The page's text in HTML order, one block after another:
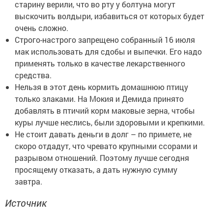
старину верили, что во рту у болтуна могут
выскочить волдыри, избавиться от которых будет
очень сложно.
Строго-настрого запрещено собранный 16 июля
мак использовать для сдобы и выпечки. Его надо
применять только в качестве лекарственного
средства.
Нельзя в этот день кормить домашнюю птицу
только злаками. На Мокия и Демида принято
добавлять в птичий корм маковые зерна, чтобы
куры лучше неслись, были здоровыми и крепкими.
Не стоит давать деньги в долг – по примете, не
скоро отдадут, что чревато крупными ссорами и
разрывом отношений. Поэтому лучше сегодня
просящему отказать, а дать нужную сумму
завтра.
Источник